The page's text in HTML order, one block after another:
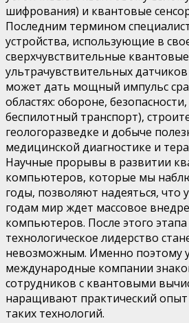
шифрования) и квантовые
Последним термином
устройства, использующие в
сверхчувствительные
ультрачувствительных
может дать мощный импульс
областях: обороне,
беспилотный транспорт),
геологоразведке и добыче
медицинской диагностике и
Научные прорывы в развитии
компьютеров, которые мы
годы, позволяют надеяться, что
годам мир ждет массовое
компьютеров. После этого
технологическое лидерство
невозможным. Именно поэтому
международные компании
сотрудников с квантовыми
наращивают практический опыт
таких технологий.